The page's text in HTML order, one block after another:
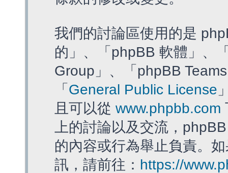
我們的討論區使用的是
的」、「phpBB 軟體」、
Group」、「phpBB
「 General Public License
且可以從 www.phpbb.com
上的討論以及交流，
的內容或行為舉止負責。
訊，請前往： https://